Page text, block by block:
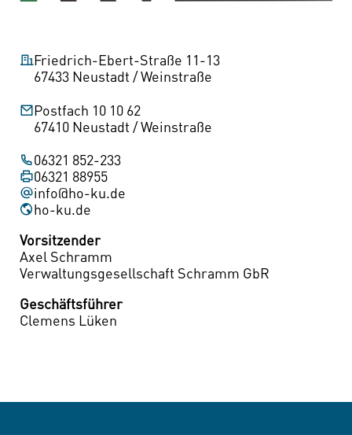
Friedrich-Ebert-Straße 11-13
67433 Neustadt / Weinstraße
Postfach 10 10 62
67410 Neustadt / Weinstraße
06321 852-233
06321 88955
info@ho-ku.de
ho-ku.de
neuem
Fenster)
Vorsitzender
Axel Schramm
Verwaltungsgesellschaft Schramm GbR
Geschäftsführer
Clemens Lüken